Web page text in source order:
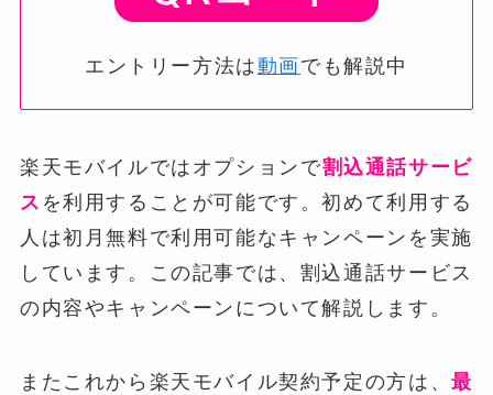
エントリー方法は動画 でも解説中
楽天モバイルではオプションで割込通話サービ
ス を利用することが可能です。初めて利用する
人は初月無料で利用可能なキャンペーンを実施
しています。この記事では、割込通話サービス
の内容やキャンペーンについて解説します。
またこれから楽天モバイル契約予定の方は、最